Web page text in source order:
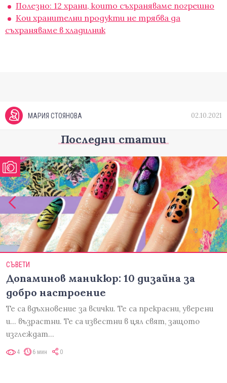
Полезно: 12 храни, които съхраняваме погрешно
Кои хранителни продукти не трябва да
съхраняваме в хладилник
МАРИЯ СТОЯНОВА 02.10.2021
Последни статии
СЪВЕТИ
Допаминов маникюр: 10 дизайна за
добро настроение
Те са вдъхновение за всички. Те са прекрасни, уверени
и... възрастни. Те са известни в цял свят, защото
изглеждат…
4 6 мин 0